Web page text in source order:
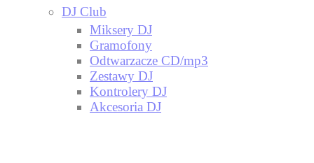
DJ Club
Miksery DJ
Gramofony
Odtwarzacze CD/mp3
Zestawy DJ
Kontrolery DJ
Akcesoria DJ